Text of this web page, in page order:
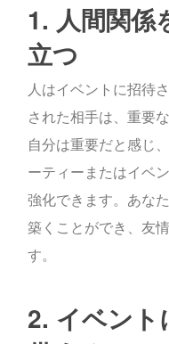
1. 人間関係
立つ
人はイベントに招待
された相手は、重要
自分は重要だと感じ
ーティーまたはイベ
強化できます。あな
築くことができ、友
す。
2. イベント